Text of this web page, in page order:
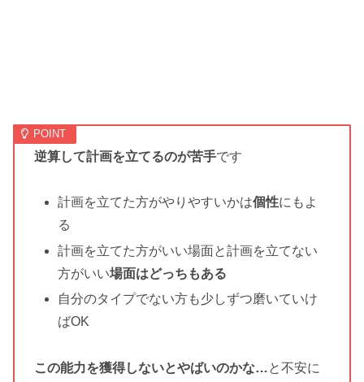
逆算して計画を立てるのが苦手です
計画を立てた方がやりやすいかは個性にもよ
る
計画を立てた方がいい場面と計画を立てない
方がいい場面はどっちもある
自分のタイプでない方も少しずつ磨いていけ
ばOK
この能力を獲得しないとやばいのかな…と不安に